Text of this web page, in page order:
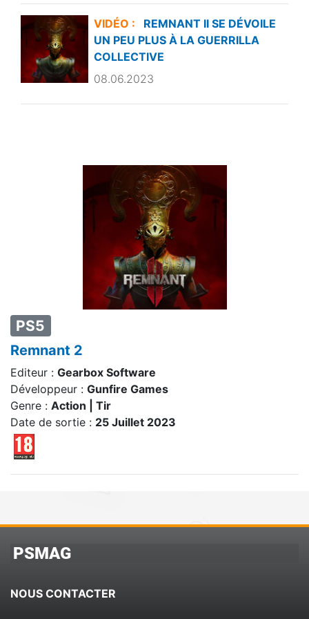
PS5
Remnant 2
Editeur : Gearbox Software
Développeur : Gunfire Games
Genre : Action | Tir
Date de sortie : 25 Juillet 2023
VIDÉO :
REMNANT II SE DÉVOILE
UN PEU PLUS À LA GUERRILLA
COLLECTIVE
08.06.2023
PSMAG
NOUS CONTACTER